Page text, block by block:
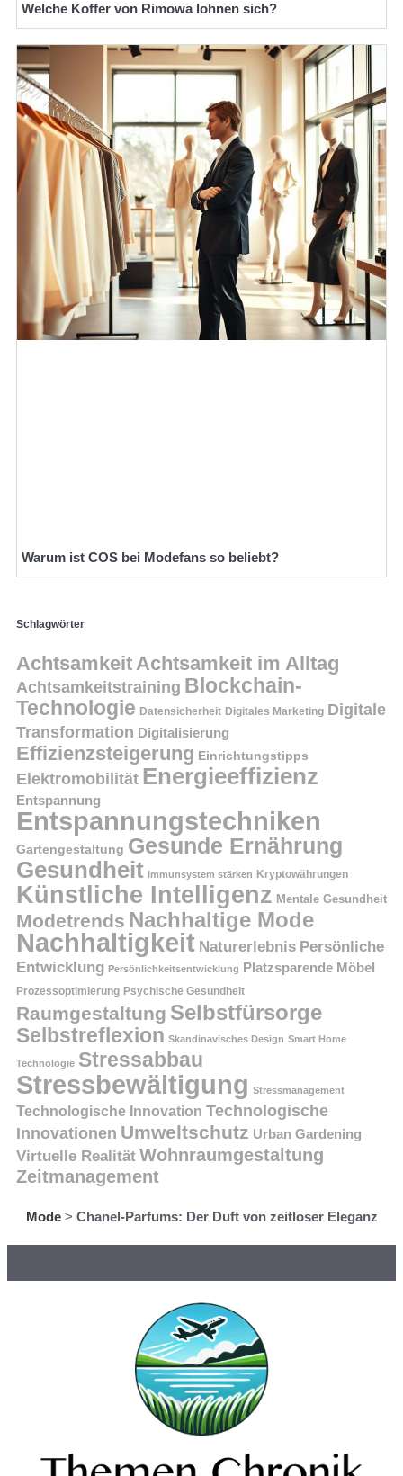
Welche Koffer von Rimowa lohnen sich?
Warum ist COS bei Modefans so beliebt?
Schlagwörter
AchtsamkeitAchtsamkeit im Alltag
Achtsamkeitstraining Blockchain-
Technologie Datensicherheit Digitales Marketing Digitale
Transformation Digitalisierung
Effizienzsteigerung Einrichtungstipps
Elektromobilität Energieeffizienz
Entspannung
Entspannungstechniken
Gartengestaltung Gesunde Ernährung
Gesundheit Immunsystem stärken Kryptowährungen
Künstliche Intelligenz Mentale Gesundheit
Modetrends Nachhaltige Mode
Nachhaltigkeit Naturerlebnis Persönliche
Entwicklung Persönlichkeitsentwicklung Platzsparende Möbel
Prozessoptimierung Psychische Gesundheit
Raumgestaltung Selbstfürsorge
Selbstreflexion Skandinavisches Design Smart Home
Technologie Stressabbau
Stressbewältigung Stressmanagement
Technologische Innovation Technologische
Innovationen Umweltschutz Urban Gardening
Virtuelle Realität Wohnraumgestaltung
Zeitmanagement
Mode> Chanel-Parfums: Der Duft von zeitloser Eleganz